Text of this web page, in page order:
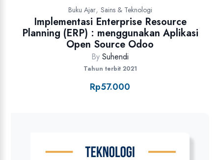
Buku Ajar, Sains & Teknologi
Implementasi Enterprise Resource
Planning (ERP) : menggunakan Aplikasi
Open Source Odoo
By Suhendi
Tahun terbit 2021
Rp57.000